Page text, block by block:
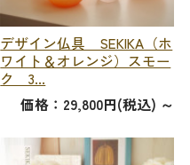
デザイン仏具 SEKIKA（ホ
ワイト＆オレンジ）スモー
ク 3...
価格：29,800円(税込) ～